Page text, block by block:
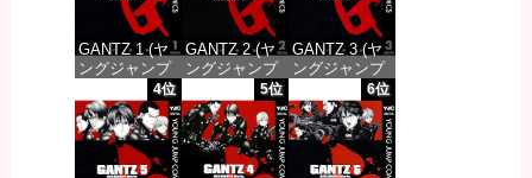
GANTZ 1 (ヤ
ングジャンプ
コミックス
DIGITAL)
価格：¥100
GANTZ 2 (ヤ
ングジャンプ
コミックス
DIGITAL)
価格：¥100
GANTZ 3 (ヤ
ングジャンプ
コミックス
DIGITAL)
価格：¥100
4位 5位 6位